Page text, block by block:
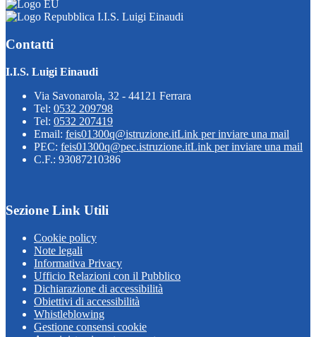
I.I.S. Luigi Einaudi
Contatti
I.I.S. Luigi Einaudi
Via Savonarola, 32 - 44121 Ferrara
Tel: 0532 209798
Tel: 0532 207419
Email: feis01300q@istruzione.itLink per inviare una mail
PEC: feis01300q@pec.istruzione.itLink per inviare una mail
C.F.: 93087210386
Sezione Link Utili
Cookie policy
Note legali
Informativa Privacy
Ufficio Relazioni con il Pubblico
Dichiarazione di accessibilità
Obiettivi di accessibilità
Whistleblowing
Gestione consensi cookie